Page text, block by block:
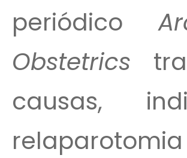
periódico
Obstetrics
causas,